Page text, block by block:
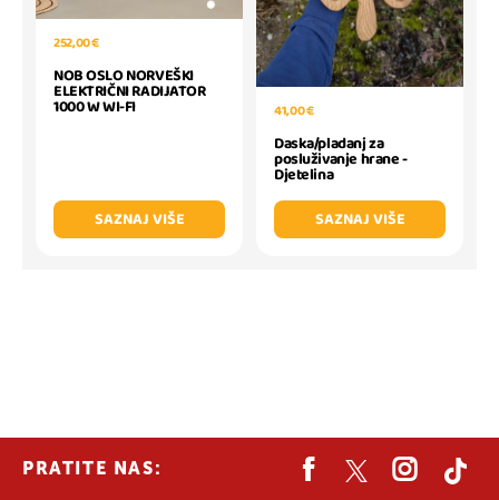
252,00 €
NOB OSLO NORVEŠKI
ELEKTRIČNI RADIJATOR
1000 W WI-FI
SAZNAJ VIŠE
41,00 €
Daska/pladanj za
posluživanje hrane -
Djetelina
SAZNAJ VIŠE
PRATITE NAS: